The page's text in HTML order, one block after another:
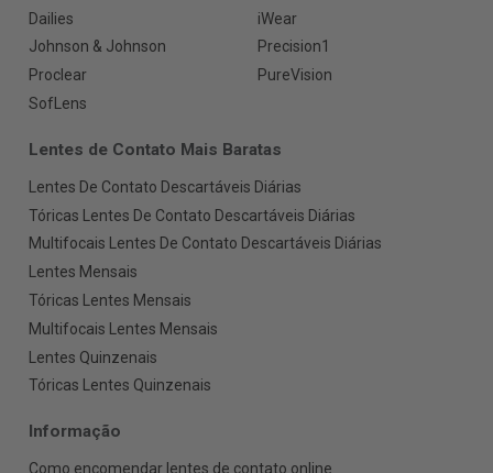
Dailies
iWear
Johnson & Johnson
Precision1
Proclear
PureVision
SofLens
Lentes de Contato Mais Baratas
Lentes De Contato Descartáveis Diárias
Tóricas Lentes De Contato Descartáveis Diárias
Multifocais Lentes De Contato Descartáveis Diárias
Lentes Mensais
Tóricas Lentes Mensais
Multifocais Lentes Mensais
Lentes Quinzenais
Tóricas Lentes Quinzenais
Informação
Como encomendar lentes de contato online